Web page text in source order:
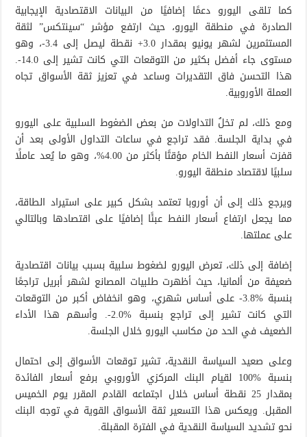
كما تلقى اليورو دعمًا إضافيًا من البيانات الاقتصادية الإيجابية
الصادرة في منطقة اليورو، حيث ارتفع مؤشر “سينتكس” لثقة
المستثمرين لشهر يونيو بمقدار ‎+3.0‎ نقطة ليصل إلى ‎-3.4‎، وهو
مستوى جاء أفضل بكثير من التوقعات التي كانت تشير إلى ‎-14.0‎.
هذا التحسن فاق التقديرات وساعد في تعزيز ثقة الأسواق تجاه
العملة الأوروبية.
ومع ذلك، لم تخلُ التداولات من بعض الضغوط السلبية على اليورو
في بداية الجلسة. فقد تراجع في ساعات التداول الأولى بعد أن
قفزت أسعار النفط الخام مؤقتًا بأكثر من 4.00%‎، وهو ما يُعد عاملًا
سلبيًا لاقتصاد منطقة اليورو.
ويرجع ذلك إلى أن أوروبا تعتمد بشكل كبير على استيراد الطاقة،
مما يجعل ارتفاع أسعار النفط عبئًا إضافيًا على اقتصادها وبالتالي
على عملتها.
إضافة إلى ذلك، تعرض اليورو لضغوط سلبية بسبب بيانات اقتصادية
ضعيفة من ألمانيا، حيث أظهرت طلبيات المصانع لشهر أبريل تراجعًا
بنسبة ‎-3.8%‎ على أساس شهري، وهو انخفاض أكبر من التوقعات
التي كانت تشير إلى تراجع بنسبة ‎-2.0%. وأسهم هذا الأداء
الضعيف في الحد من مكاسب اليورو خلال الجلسة.
وعلى صعيد السياسة النقدية، تشير توقعات الأسواق إلى احتمال
بنسبة ‎100%‎ لقيام البنك المركزي الأوروبي برفع أسعار الفائدة
بمقدار 25 نقطة أساس خلال اجتماعه القادم المقرر يوم الخميس
المقبل. ويعكس هذا التسعير ثقة الأسواق القوية في توجه البنك
نحو تشديد السياسة النقدية في الفترة المقبلة.